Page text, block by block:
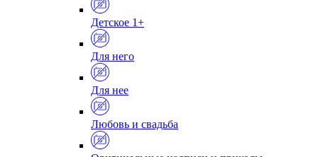
Детское 1+
Для него
Для нее
Любовь и свадьба